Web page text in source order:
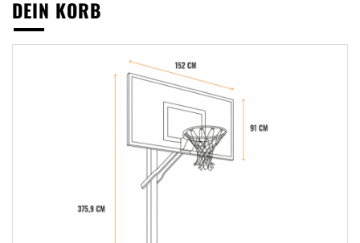
DEIN KORB